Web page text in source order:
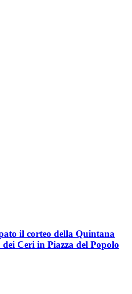
il corteo della Quintana
Ceri in Piazza del Popolo